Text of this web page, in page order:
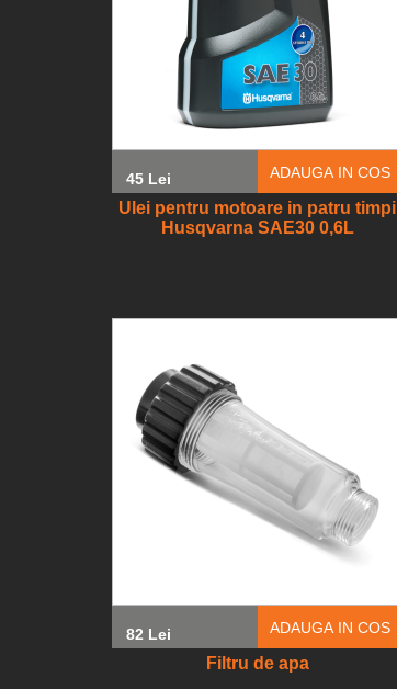
45 Lei ADAUGA IN COS
Ulei pentru motoare in patru timpi
Husqvarna SAE30 0,6L
82 Lei ADAUGA IN COS
Filtru de apa